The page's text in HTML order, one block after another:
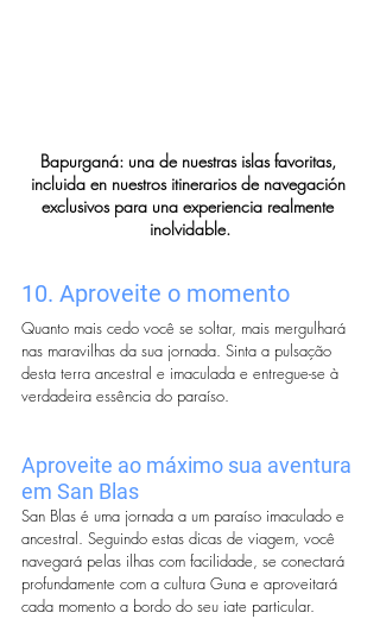
Bapurganá: una de nuestras islas favoritas,
incluida en nuestros itinerarios de navegación
exclusivos para una experiencia realmente
inolvidable.
10. Aproveite o momento
Quanto mais cedo você se soltar, mais mergulhará
nas maravilhas da sua jornada. Sinta a pulsação
desta terra ancestral e imaculada e entregue-se à
verdadeira essência do paraíso.
Aproveite ao máximo sua aventura
em San Blas
San Blas é uma jornada a um paraíso imaculado e
ancestral. Seguindo estas dicas de viagem, você
navegará pelas ilhas com facilidade, se conectará
profundamente com a cultura Guna e aproveitará
cada momento a bordo do seu iate particular.